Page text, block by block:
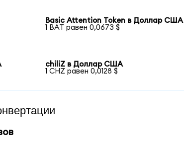
Basic Attention Token в Доллар США
1 BAT равен 0,0673 $
chiliZ в Доллар США
1 CHZ равен 0,0128 $